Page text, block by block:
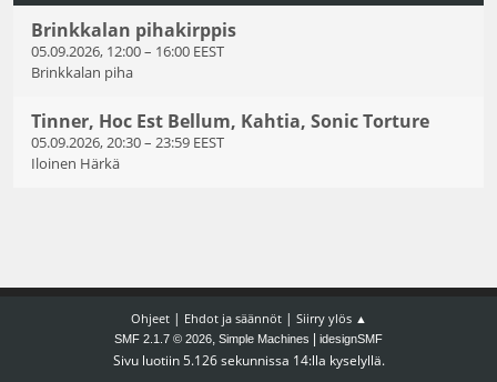
Brinkkalan pihakirppis
05.09.2026, 12:00– 16:00 EEST
Brinkkalan piha
Tinner, Hoc Est Bellum, Kahtia, Sonic Torture
05.09.2026, 20:30– 23:59 EEST
Iloinen Härkä
Ohjeet| Ehdot ja säännöt| Siirry ylös ▲
SMF 2.1.7 © 2026, Simple Machines idesignSMF
Sivu luotiin 5.126 sekunnissa 14:lla kyselyllä.